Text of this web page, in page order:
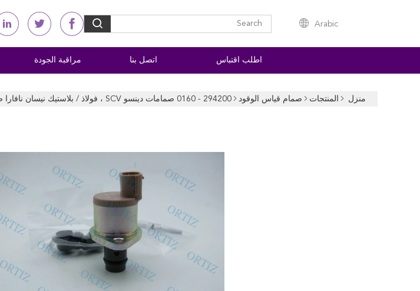
Arabic
مراقبة الجودة اتصل بنا اطلب اقتباس
منزل المنتجات صمام قياس الوقود 294200 - 0160 صمامات دينسو SCV ، فولاذ / بلاستيك نيسان نافارا صمام التحكم بالشفط